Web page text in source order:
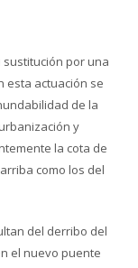
por una
esta actuación se
de la
y
la cota de
como los del
del derribo del
el nuevo puente